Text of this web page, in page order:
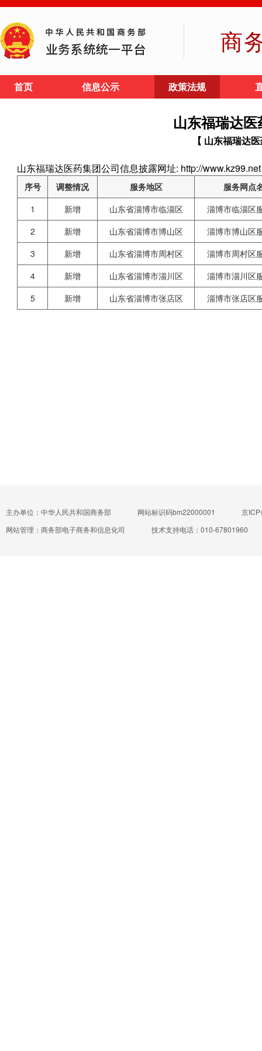
商
首页 信息公示 政策法规
山东福瑞达
【 山东福瑞达
山东福瑞达医药集团公司信息披露网址: http://www.kz99.net
序号 调整情况 服务地区
服务网点
1
新增 山东省淄博市临淄区
淄博市临淄区
2
新增 山东省淄博市博山区
淄博市博山区
3
新增 山东省淄博市周村区
淄博市周村区
4
新增 山东省淄博市淄川区
淄博市淄川区
5
新增 山东省淄博市张店区 淄博市张店区
主办单位：中华人民共和国商务部 网站标识码bm22000001
京
网站管理：商务部电子商务和信息化司
技术支持电话：010-67801960